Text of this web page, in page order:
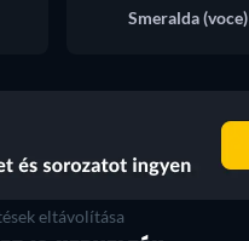
Smeralda (voce)
eltávolítása